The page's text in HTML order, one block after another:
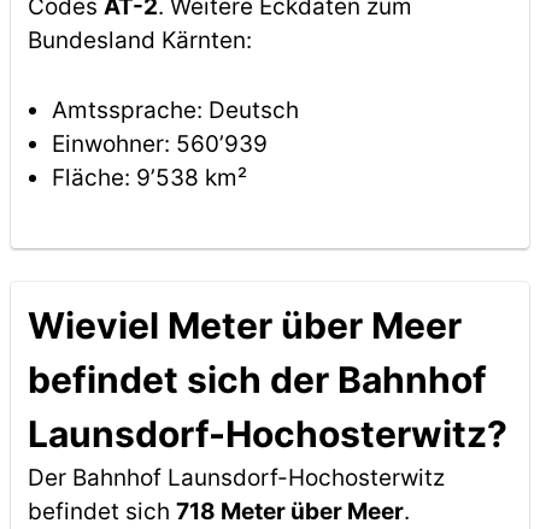
Codes AT-2. Weitere Eckdaten zum
Bundesland Kärnten:
Amtssprache: Deutsch
Einwohner: 560’939
Fläche: 9’538 km²
Wieviel Meter über Meer
befindet sich der Bahnhof
Launsdorf-Hochosterwitz?
Der Bahnhof Launsdorf-Hochosterwitz
befindet sich 718 Meter über Meer.